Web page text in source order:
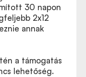
30 napon
2x12
annak
a támogatás
lehetőség.